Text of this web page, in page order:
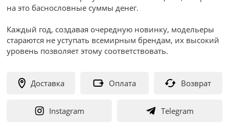
на это баснословные суммы денег.
Каждый год, создавая очередную новинку, модельеры
стараются не уступать всемирным брендам, их высокий
уровень позволяет этому соответствовать.
Доставка Оплата Возврат
Instagram Telegram